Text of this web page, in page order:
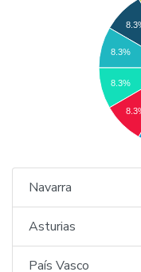
8.3%
8.3%
Navarra
Asturias
País Vasco